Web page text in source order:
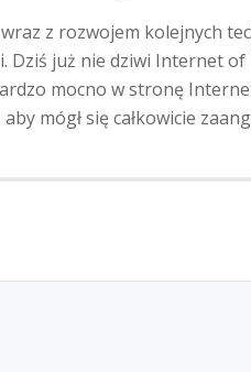
z rozwojem kolejnych
Dziś już nie dziwi Internet of
mocno w stronę
mógł się całkowicie